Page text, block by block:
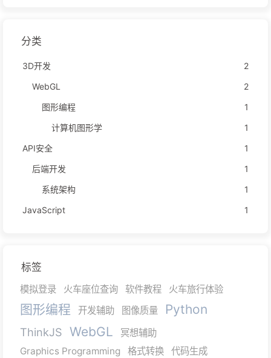
分类
3D开发
2
WebGL
2
图形编程
1
计算机图形学
1
API安全
1
后端开发
1
系统架构
1
JavaScript
1
标签
模拟登录 火车座位查询 软件教程 火车旅行体验
图形编程 开发辅助 图像质量 Python
ThinkJS WebGL
冥想辅助
Graphics Programming
格式转换
代码生成